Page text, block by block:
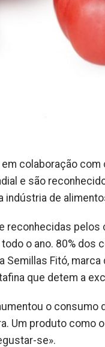
colaboração com
e são
indústria de
reconhecidas
o ano. 80%
Fitó,
que detem a
o
Um produto como
se».